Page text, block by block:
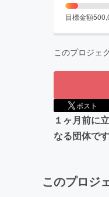
目標金額
このプロジェ
ポスト
１ヶ月前に
なる団体で
このプロジ